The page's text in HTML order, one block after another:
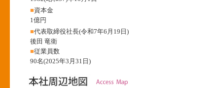
■資本金
1億円
■代表取締役社長(令和7年6月19日)
後田 竜衛
■従業員数
90名(2025年3月31日)